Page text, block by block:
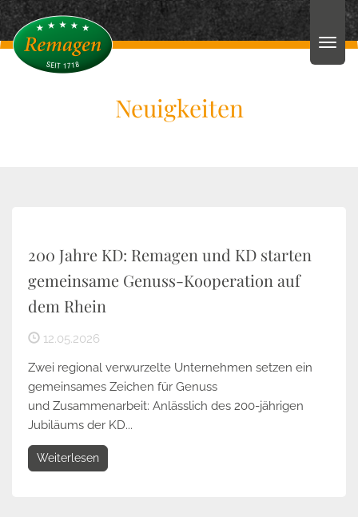
Neuigkeiten
200 Jahre KD: Remagen und KD starten
gemeinsame Genuss-Kooperation auf
dem Rhein
12.05.2026
Zwei regional verwurzelte Unternehmen setzen ein
gemeinsames Zeichen für Genuss
und Zusammenarbeit: Anlässlich des 200-jährigen
Jubiläums der KD...
Weiterlesen